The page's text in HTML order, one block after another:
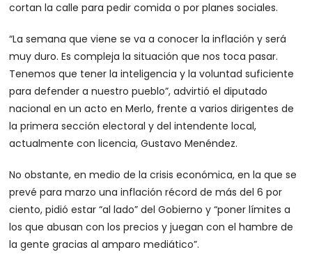
cortan la calle para pedir comida o por planes sociales.
“La semana que viene se va a conocer la inflación y será
muy duro. Es compleja la situación que nos toca pasar.
Tenemos que tener la inteligencia y la voluntad suficiente
para defender a nuestro pueblo”, advirtió el diputado
nacional en un acto en Merlo, frente a varios dirigentes de
la primera sección electoral y del intendente local,
actualmente con licencia, Gustavo Menéndez.
No obstante, en medio de la crisis económica, en la que se
prevé para marzo una inflación récord de más del 6 por
ciento, pidió estar “al lado” del Gobierno y “poner límites a
los que abusan con los precios y juegan con el hambre de
la gente gracias al amparo mediático”.